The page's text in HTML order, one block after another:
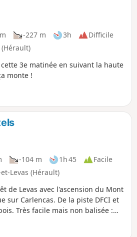
-227 m 3h
Difficile
3e matinée en suivant la haute
monte !
-104 m 1h 45
Facile
Levas (Hérault)
de Levas avec l'ascension du Mont
sur Carlencas. De la piste DFCI et
Très facile mais non balisée :